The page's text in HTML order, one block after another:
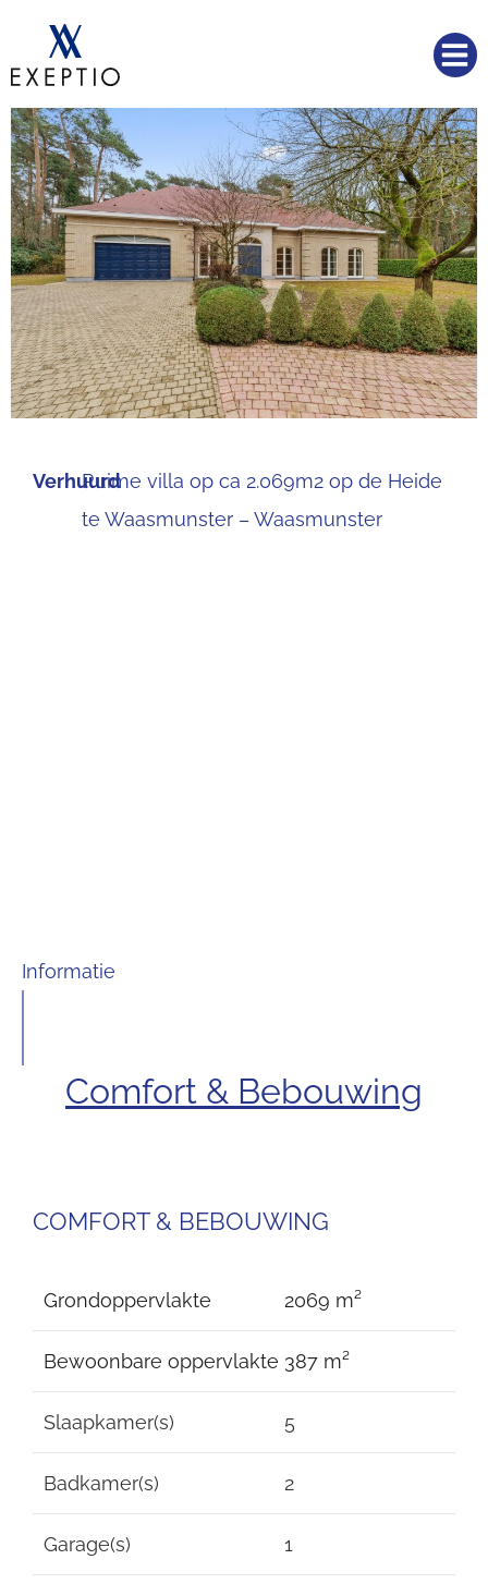
VerhuurdRuime villa op ca 2.069m2 op de Heide
te Waasmunster – Waasmunster
Informatie
Comfort & Bebouwing
COMFORT & BEBOUWING
Grondoppervlakte 2069 m²
Bewoonbare oppervlakte 387 m²
Slaapkamer(s) 5
Badkamer(s) 2
Garage(s) 1